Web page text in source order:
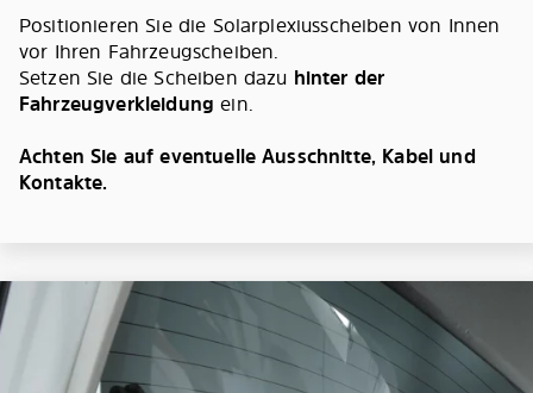
Positionieren Sie die Solarplexiusscheiben von Innen
vor Ihren Fahrzeugscheiben.
Setzen Sie die Scheiben dazu hinter der
Fahrzeugverkleidung ein.
Achten Sie auf eventuelle Ausschnitte, Kabel und
Kontakte.